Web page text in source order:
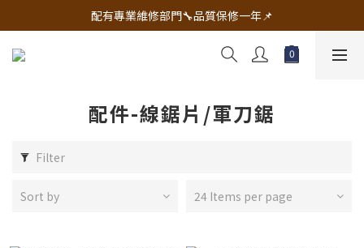
🔧電動工具&五金唯一首選 宇慶五金網拍🔧
配有專業維修部門🔧品質保修一年📌
🔧電動工具&五金唯一首選 宇慶五金網拍🔧
配件-線鋸片/軍刀鋸
Filter
Sort by 24 Items per page